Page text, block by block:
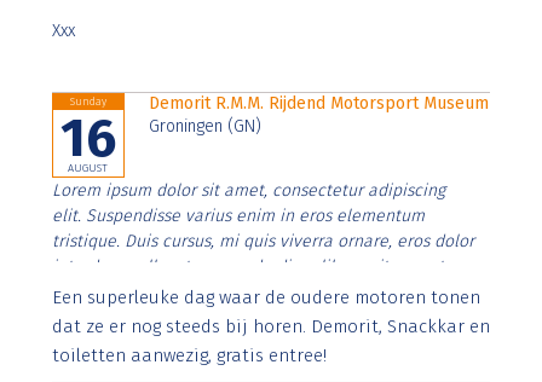
Xxx
Sunday
16
AUGUST
Demorit R.M.M. Rijdend Motorsport Museum
Groningen (GN)
Lorem ipsum dolor sit amet, consectetur adipiscing
elit. Suspendisse varius enim in eros elementum
tristique. Duis cursus, mi quis viverra ornare, eros dolor
interdum nulla, ut commodo diam libero vitae erat.
Aenean faucibus nibh et justo cursus id rutrum lorem
imperdiet. Nunc ut sem vitae risus tristique posuere.
Een superleuke dag waar de oudere motoren tonen
dat ze er nog steeds bij horen. Demorit, Snackkar en
toiletten aanwezig, gratis entree!